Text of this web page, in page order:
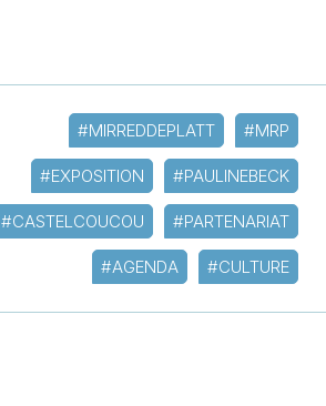
#MIRREDDEPLATT #MRP
#EXPOSITION #PAULINEBECK
#CASTELCOUCOU #PARTENARIAT
#AGENDA #CULTURE